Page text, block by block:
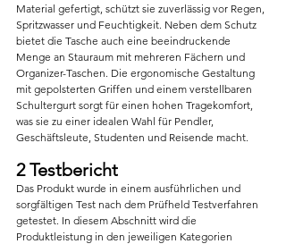
Material gefertigt, schützt sie zuverlässig vor Regen,
Spritzwasser und Feuchtigkeit. Neben dem Schutz
bietet die Tasche auch eine beeindruckende
Menge an Stauraum mit mehreren Fächern und
Organizer-Taschen. Die ergonomische Gestaltung
mit gepolsterten Griffen und einem verstellbaren
Schultergurt sorgt für einen hohen Tragekomfort,
was sie zu einer idealen Wahl für Pendler,
Geschäftsleute, Studenten und Reisende macht.
2 Testbericht
Das Produkt wurde in einem ausführlichen und
sorgfältigen Test nach dem Prüfheld Testverfahren
getestet. In diesem Abschnitt wird die
Produktleistung in den jeweiligen Kategorien